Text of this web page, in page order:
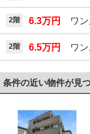
2階 6.3万円 ワン
2階 6.5万円 ワン
条件の近い物件が見